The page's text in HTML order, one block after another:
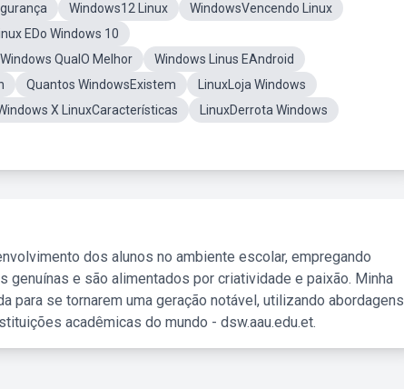
Windows12 Linux
WindowsVencendo Linux
EDo Windows 10
Windows QualO Melhor
Windows Linus EAndroid
Quantos WindowsExistem
LinuxLoja Windows
X LinuxCaracterísticas
LinuxDerrota Windows
dos alunos no ambiente escolar, empregando
e são alimentados por criatividade e paixão. Minha
para se tornarem uma geração notável, utilizando abordagens
acadêmicas do mundo - dsw.aau.edu.et.